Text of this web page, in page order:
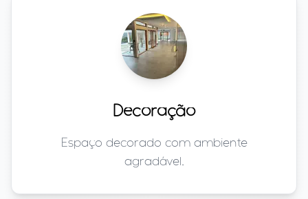
Decoração
Espaço decorado com ambiente
agradável.